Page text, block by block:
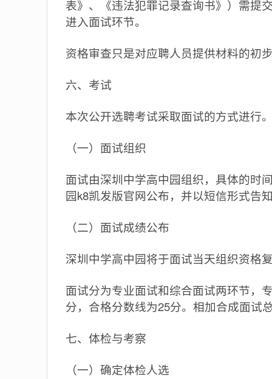
表》、《违法犯罪记录查询书》）需提
进入面试环节。
资格审查只是对应聘人员提供材料的初
六、考试
本次公开选聘考试采取面试的方式进行
（一）面试组织
面试由深圳中学高中园组织，具体的时
园k8凯发版官网公布，并以短信形式告
（二）面试成绩公布
深圳中学高中园将于面试当天组织资格
面试分为专业面试和综合面试两环节，
分，合格分数线为25分。相加合成面试
七、体检与考察
（一）确定体检人选